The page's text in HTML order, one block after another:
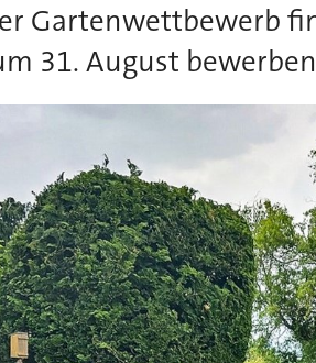
Gartenwettbewerb
31. August bewerben